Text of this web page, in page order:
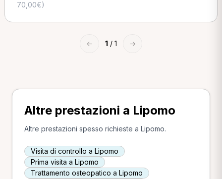
70,00€)
← 1 / 1 →
Altre prestazioni a Lipomo
Altre prestazioni spesso richieste a Lipomo.
Visita di controllo a Lipomo
Prima visita a Lipomo
Trattamento osteopatico a Lipomo